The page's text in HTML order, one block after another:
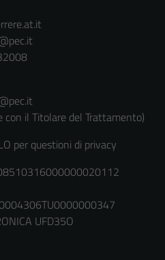
il Titolare del Trattamento)
per questioni di privacy
UFD35O